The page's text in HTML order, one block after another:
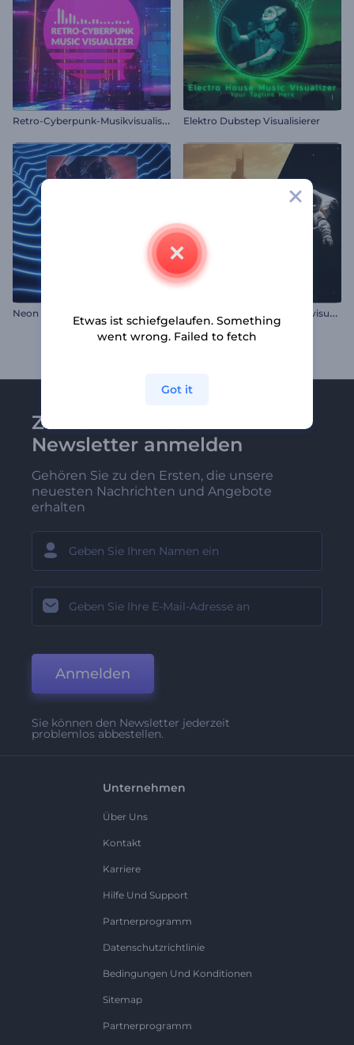
R
etro-Cyberpunk-Musikvisualisierung Elektro Dubstep Visualisierer
Neon Linien Musik Visualisierer E
nigmatische Echos Klangvisualisierer
Zu Renderforest-
Newsletter anmelden
Gehören Sie zu den Ersten, die unsere
neuesten Nachrichten und Angebote
erhalten
Anmelden
Sie können den Newsletter jederzeit
problemlos abbestellen.
Unternehmen
Über Uns
Kontakt
Karriere
Hilfe Und Support
Partnerprogramm
Datenschutzrichtlinie
Bedingungen Und Konditionen
Sitemap
Partnerprogramm
Etwas ist schiefgelaufen. Something
went wrong. Failed to fetch
Got it